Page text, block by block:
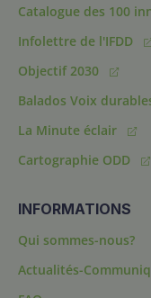
Catalogue des 100
Infolettre de l'IFDD
Objectif 2030
Balados Voix
La Minute éclair
Cartographie ODD
INFORMATIONS
Qui sommes-nous?
Actualités-